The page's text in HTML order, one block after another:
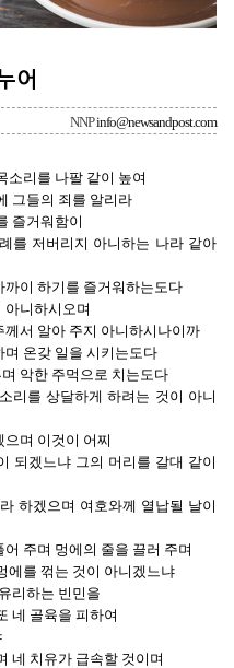
어
NNPinfo@newsandpost.com
소리를 나팔 같이 높여
그들의 죄를 알리라
즐거워함이
를 저버리지 아니하는 나라 같아
이 하기를 즐거워하는도다
아니하시오며
서 알아 주지 아니하시나이까
며 온갖 일을 시키는도다
악한 주먹으로 치는도다
리를 상달하게 하려는 것이 아니
며 이것이 어찌
되겠느냐 그의 머리를 갈대 같이
하겠으며 여호와께 열납될 날이
주며 멍에의 줄을 끌러 주며
에를 꺾는 것이 아니겠느냐
리하는 빈민을
네 골육을 피하여
네 치유가 급속할 것이며